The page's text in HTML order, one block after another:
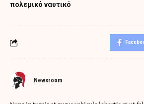
πολεμικό ναυτικό
Newsroom